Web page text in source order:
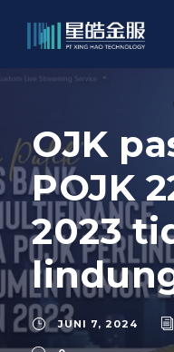
OJK
POJK
2023
JUNI 7, 2024